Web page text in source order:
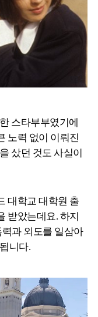
스타부부였기에
노력 없이 이뤄진
샀던 것도 사실이
대학교 대학원 출
받았는데요. 하지
과 외도를 일삼아
니다.